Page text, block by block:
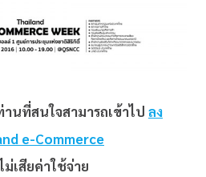
นที่สนใจสามารถเข้าไป ลง
e-Commerce
เสียค่าใช้จ่าย